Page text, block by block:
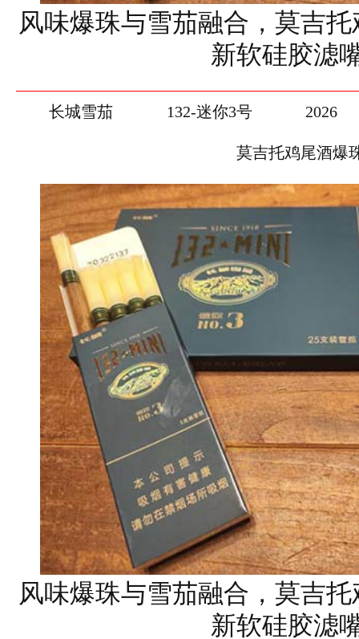
风味爆珠与雪茄融合，莫吉
新软硅胶滤
长城雪茄 132-迷你3号 2026
莫吉托鸡尾酒爆
风味爆珠与雪茄融合，莫吉
新软硅胶滤